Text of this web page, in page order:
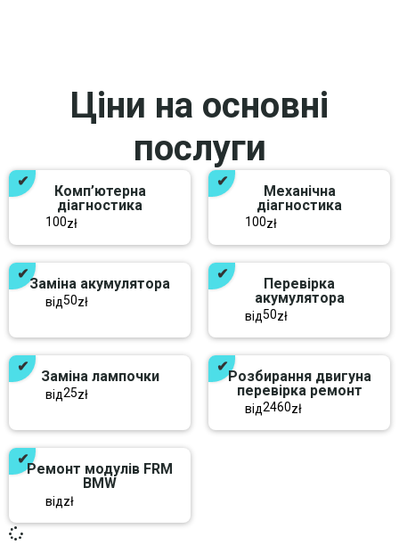
Ціни на основні
послуги
Комп’ютерна
діагностика
100zł
Механічна
діагностика
100zł
Заміна акумулятора
від50zł
Перевірка
акумулятора
від50zł
Заміна лампочки
від25zł
Розбирання двигуна
перевірка ремонт
від2460zł
Ремонт модулів FRM
BMW
відzł